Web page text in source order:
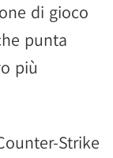
di gioco
punta
più
Strike